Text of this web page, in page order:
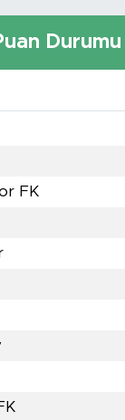
Durumu
FK